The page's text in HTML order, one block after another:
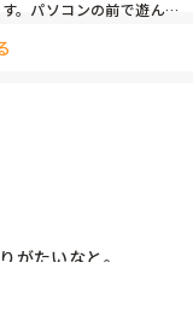
る。
たで文句言うしと言わ
しました。
が、なんだかモヤモヤ
。パソコンの前で遊んで
みましょう。
がたいなと。